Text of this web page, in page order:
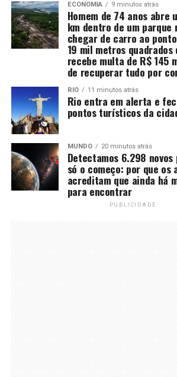
ECONOMIA 9 minutos atrás
Homem de 74 anos abre
km dentro de um parque
chegar de carro ao
19 mil metros quadrados
recebe multa de R$ 145
de recuperar tudo por
RIO 11 minutos atrás
Rio entra em alerta e
pontos turísticos da
MUNDO 20 minutos atrás
Detectamos 6.298
só o começo: por que os
acreditam que ainda há
para encontrar
PUBLICIDADE